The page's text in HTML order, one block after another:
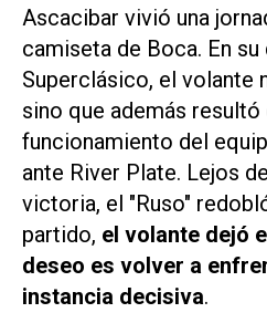
Ascacibar vivió una
camiseta de Boca. En su
Superclásico, el volante
sino que además resultó
funcionamiento del
ante River Plate. Lejos
victoria, el "Ruso"
partido, el volante dejó
deseo es volver a
instancia decisiva.